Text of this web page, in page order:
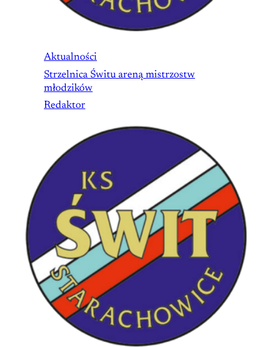
Aktualności
Strzelnica Świtu areną mistrzostw
młodzików
Redaktor